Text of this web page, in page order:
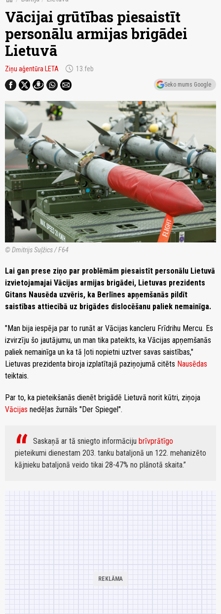
Vācijai grūtības piesaistīt
personālu armijas brigādei
Lietuvā
Ziņu aģentūra LETA schedule 13.feb
Seko mums Google
© Dmitrijs Suļžics / F64
Lai gan prese ziņo par problēmām piesaistīt personālu Lietuvā
izvietojamajai Vācijas armijas brigādei, Lietuvas prezidents
Gitans Nausēda uzvēris, ka Berlīnes apņemšanās pildīt
saistības attiecībā uz brigādes dislocēšanu paliek nemainīga.
"Man bija iespēja par to runāt ar Vācijas kancleru Frīdrihu Mercu. Es
izvirzīju šo jautājumu, un man tika pateikts, ka Vācijas apņemšanās
paliek nemainīga un ka tā ļoti nopietni uztver savas saistības,"
Lietuvas prezidenta biroja izplatītajā paziņojumā citēts Nausēdas
teiktais.
Par to, ka pieteikšanās dienēt brigādē Lietuvā norit kūtri, ziņoja
Vācijas nedēļas žurnāls "Der Spiegel".
Saskaņā ar tā sniegto informāciju brīvprātīgo
pieteikumi dienestam 203. tanku bataljonā un 122. mehanizēto
kājnieku bataljonā veido tikai 28-47% no plānotā skaita.